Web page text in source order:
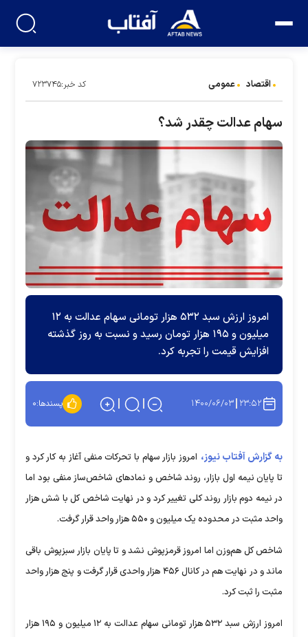
اقتصاد عمومی کد خبر:۷۲۳۷۴۵
سهام عدالت چقدر شد؟
امروز ارزش سبد ۵۳۲ هزار تومانی سهام عدالت به ۱۲
میلیون و ۱۹۵ هزار تومان رسید و نسبت به روز گذشته
افزایش قیمت را تجربه کرد.
۲۳:۵۲ ۱۴۰۰/۰۶/۰۳ پسندها:۰
به گزارش آفتاب نیوز، امروز بازار سهام با تحرکات منفی آغاز به کار کرد و
تا پایان نیمه اول بازار، روند شاخص و نمادهای شاخص‌ساز منفی بود اما
در نیمه دوم بازار روند کلی تغییر کرد و در نهایت شاخص کل با شش هزار
واحد مثبت در محدوده یک میلیون و ۵۵۰ هزار واحد قرار گرفت.
شاخص کل هم‌وزن اما امروز قرمزپوش نشد و تا پایان بازار سبزپوش باقی
ماند و در نهایت هم در کانال ۴۵۶ هزار واحدی قرار گرفت و پنج هزار واحد
مثبت را ثبت کرد.
امروز ارزش سبد ۵۳۲ هزار تومانی سهام عدالت به ۱۲ میلیون و ۱۹۵ هزار